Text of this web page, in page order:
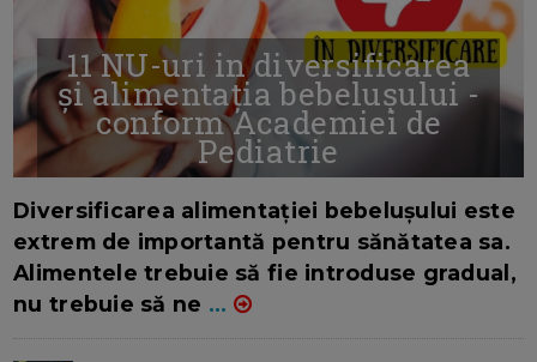
11 NU-uri in diversificarea
și alimentația bebelușului -
conform Academiei de
Pediatrie
Diversificarea alimentației bebelușului este
extrem de importantă pentru sănătatea sa.
Alimentele trebuie să fie introduse gradual,
nu trebuie să ne ...